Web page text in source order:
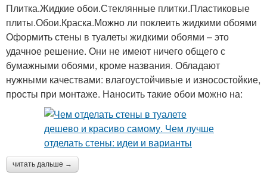
Плитка.Жидкие обои.Стеклянные плитки.Пластиковые
плиты.Обои.Краска.Можно ли поклеить жидкими обоями
Оформить стены в туалеты жидкими обоями – это
удачное решение. Они не имеют ничего общего с
бумажными обоями, кроме названия. Обладают
нужными качествами: влагоустойчивые и износостойкие,
просты при монтаже. Наносить такие обои можно на:
читать дальше →